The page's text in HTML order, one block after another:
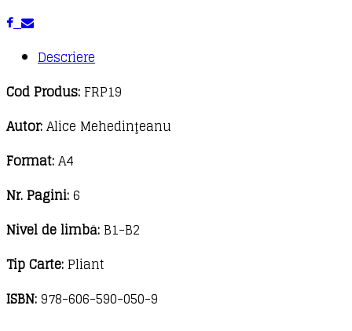
Descriere
Cod Produs:FRP19
Autor:Alice Mehedinţeanu
Format:A4
Nr. Pagini:6
Nivel de limbă:B1-B2
Tip Carte:Pliant
ISBN:978-606-590-050-9